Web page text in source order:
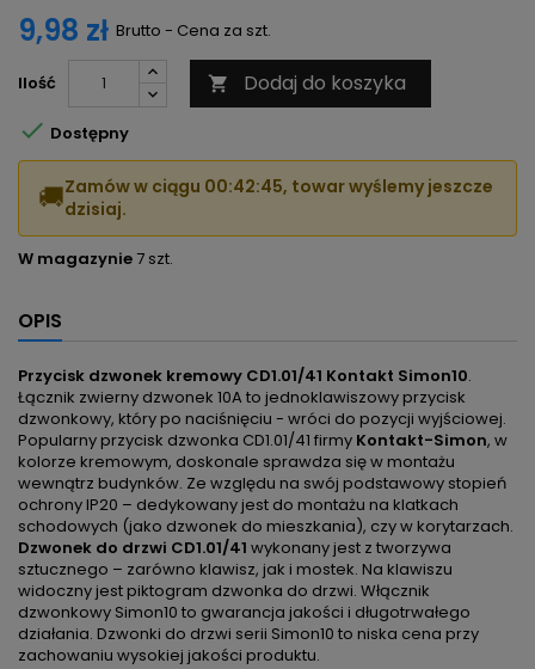
9,98 zł Brutto - Cena za szt.
Ilość  Dodaj do koszyka
 Dostępny
🚚Zamów w ciągu 00:42:45, towar wyślemy jeszcze
dzisiaj.
W magazynie 7 szt.
OPIS
Przycisk dzwonek kremowy CD1.01/41 Kontakt Simon10.
Łącznik zwierny dzwonek 10A to jednoklawiszowy przycisk
dzwonkowy, który po naciśnięciu - wróci do pozycji wyjściowej.
Popularny przycisk dzwonka CD1.01/41 firmy Kontakt-Simon, w
kolorze kremowym, doskonale sprawdza się w montażu
wewnątrz budynków. Ze względu na swój podstawowy stopień
ochrony IP20 – dedykowany jest do montażu na klatkach
schodowych (jako dzwonek do mieszkania), czy w korytarzach.
Dzwonek do drzwi CD1.01/41 wykonany jest z tworzywa
sztucznego – zarówno klawisz, jak i mostek. Na klawiszu
widoczny jest piktogram dzwonka do drzwi. Włącznik
dzwonkowy Simon10 to gwarancja jakości i długotrwałego
działania. Dzwonki do drzwi serii Simon10 to niska cena przy
zachowaniu wysokiej jakości produktu.